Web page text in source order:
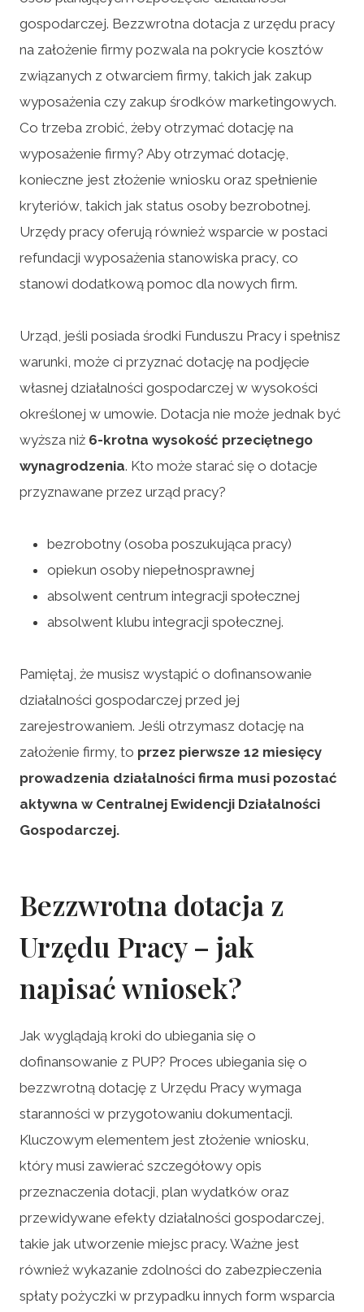
gospodarczej. Bezzwrotna dotacja z urzędu pracy
na założenie firmy pozwala na pokrycie kosztów
związanych z otwarciem firmy, takich jak zakup
wyposażenia czy zakup środków marketingowych.
Co trzeba zrobić, żeby otrzymać dotację na
wyposażenie firmy? Aby otrzymać dotację,
konieczne jest złożenie wniosku oraz spełnienie
kryteriów, takich jak status osoby bezrobotnej.
Urzędy pracy oferują również wsparcie w postaci
refundacji wyposażenia stanowiska pracy, co
stanowi dodatkową pomoc dla nowych firm.
Urząd, jeśli posiada środki Funduszu Pracy i spełnisz
warunki, może ci przyznać dotację na podjęcie
własnej działalności gospodarczej w wysokości
określonej w umowie. Dotacja nie może jednak być
wyższa niż 6-krotna wysokość przeciętnego
wynagrodzenia. Kto może starać się o dotacje
przyznawane przez urząd pracy?
bezrobotny (osoba poszukująca pracy)
opiekun osoby niepełnosprawnej
absolwent centrum integracji społecznej
absolwent klubu integracji społecznej.
Pamiętaj, że musisz wystąpić o dofinansowanie
działalności gospodarczej przed jej
zarejestrowaniem. Jeśli otrzymasz dotację na
założenie firmy, to przez pierwsze 12 miesięcy
prowadzenia działalności firma musi pozostać
aktywna w Centralnej Ewidencji Działalności
Gospodarczej.
Bezzwrotna dotacja z
Urzędu Pracy – jak
napisać wniosek?
Jak wyglądają kroki do ubiegania się o
dofinansowanie z PUP? Proces ubiegania się o
bezzwrotną dotację z Urzędu Pracy wymaga
staranności w przygotowaniu dokumentacji.
Kluczowym elementem jest złożenie wniosku,
który musi zawierać szczegółowy opis
przeznaczenia dotacji, plan wydatków oraz
przewidywane efekty działalności gospodarczej,
takie jak utworzenie miejsc pracy. Ważne jest
również wykazanie zdolności do zabezpieczenia
spłaty pożyczki w przypadku innych form wsparcia